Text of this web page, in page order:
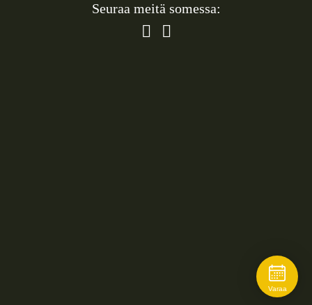
Seuraa meitä somessa:
Varaa